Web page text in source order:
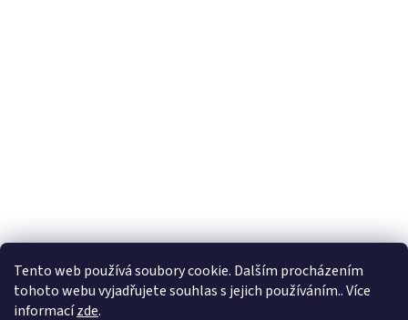
Tento web používá soubory cookie. Dalším procházením
tohoto webu vyjadřujete souhlas s jejich používáním.. Více
informacízde.